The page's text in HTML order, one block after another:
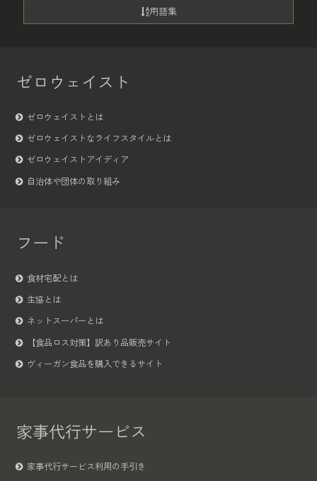
用語集
ゼロウェイスト
ゼロウェイストとは
ゼロウェイストなライフスタイルとは
ゼロウェイストアイディア
自治体や団体の取り組み
フード
食材宅配とは
生協とは
ネットスーパーとは
【食品ロス対策】訳あり品販売サイト
ヴィーガン食品を購入できるサイト
家事代行サービス
家事代行サービス利用の手引き